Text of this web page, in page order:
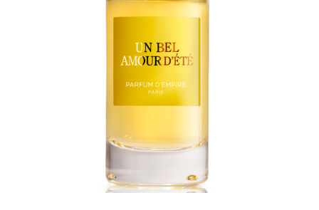
Maitre Parfumeur et Gantier